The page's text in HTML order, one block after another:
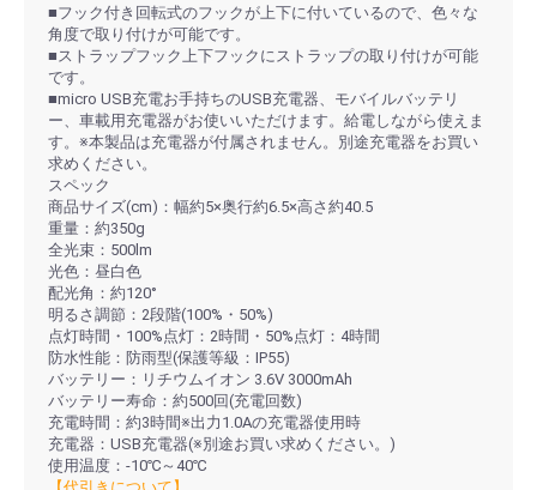
■フック付き回転式のフックが上下に付いているので、色々な
角度で取り付けが可能です。
■ストラップフック上下フックにストラップの取り付けが可能
です。
■micro USB充電お手持ちのUSB充電器、モバイルバッテリ
ー、車載用充電器がお使いいただけます。給電しながら使えま
す。※本製品は充電器が付属されません。別途充電器をお買い
求めください。
スペック
商品サイズ(cm)：幅約5×奥行約6.5×高さ約40.5
重量：約350g
全光束：500lm
光色：昼白色
配光角：約120°
明るさ調節：2段階(100%・50%)
点灯時間・100%点灯：2時間・50%点灯：4時間
防水性能：防雨型(保護等級：IP55)
バッテリー：リチウムイオン 3.6V 3000mAh
バッテリー寿命：約500回(充電回数)
充電時間：約3時間※出力1.0Aの充電器使用時
充電器：USB充電器(※別途お買い求めください。)
使用温度：-10℃～40℃